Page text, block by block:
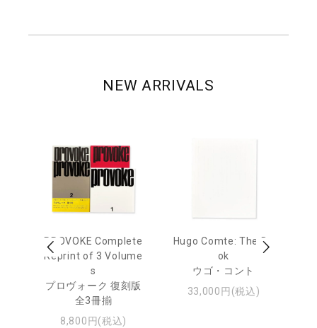
NEW ARRIVALS
PROVOKE Complete
Reprint of 3 Volume
s
プロヴォーク 復刻版
全3冊揃
8,800円(税込)
Hugo Comte: The Bo
ok
ウゴ・コント
33,000円(税込)